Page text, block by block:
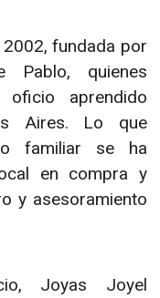
fundada por
quienes
aprendido
Aires. Lo que
familiar se ha
en compra y
y asesoramiento
Joyas Joyel